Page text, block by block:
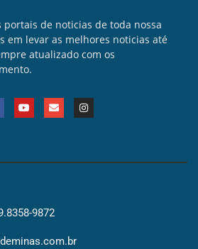
portais de noticias de toda nossa
em levar as melhores noticias até
atualizado com os
9872